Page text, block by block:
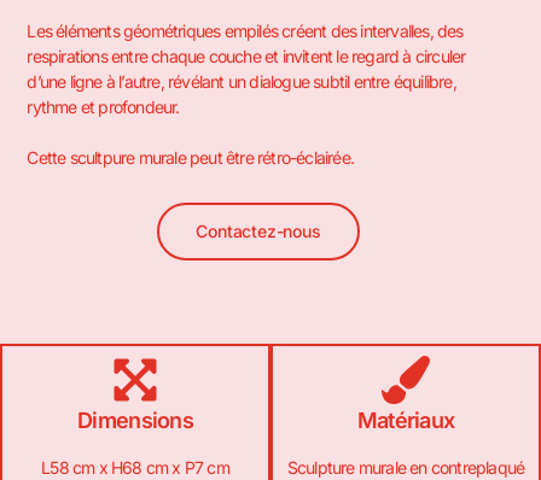
Les éléments géométriques empilés créent des intervalles, des
respirations entre chaque couche et invitent le regard à circuler
d’une ligne à l’autre, révélant un dialogue subtil entre équilibre,
rythme et profondeur.
Cette scultpure murale peut être rétro-éclairée.
Contactez-nous
Dimensions
L58 cm x H68 cm x P7 cm
Matériaux
Sculpture murale en contreplaqué